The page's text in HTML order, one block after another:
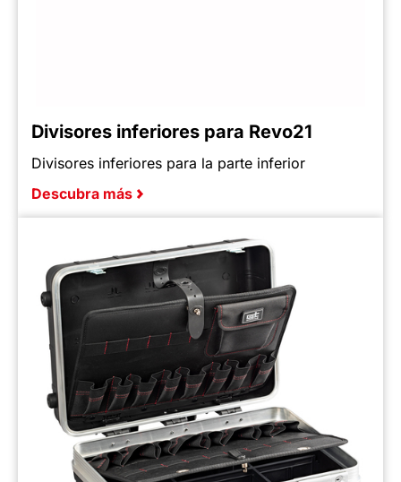
Divisores inferiores para Revo21
Divisores inferiores para la parte inferior
Descubra más